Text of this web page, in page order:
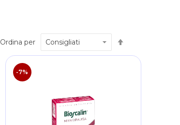
Ordina per
direzione
-7%